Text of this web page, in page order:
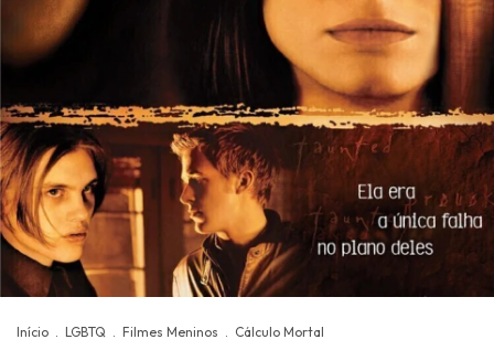
Início . LGBTQ . Filmes Meninos . Cálculo Mortal